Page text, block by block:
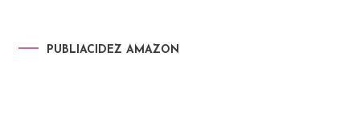
PUBLIACIDEZ AMAZON